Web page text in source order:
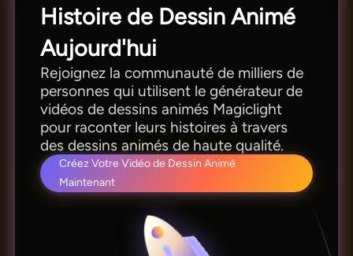
Histoire de Dessin Animé
Aujourd'hui
Rejoignez la communauté de milliers de
personnes qui utilisent le générateur de
vidéos de dessins animés Magiclight
pour raconter leurs histoires à travers
des dessins animés de haute qualité.
Créez Votre Vidéo de Dessin Animé
Maintenant